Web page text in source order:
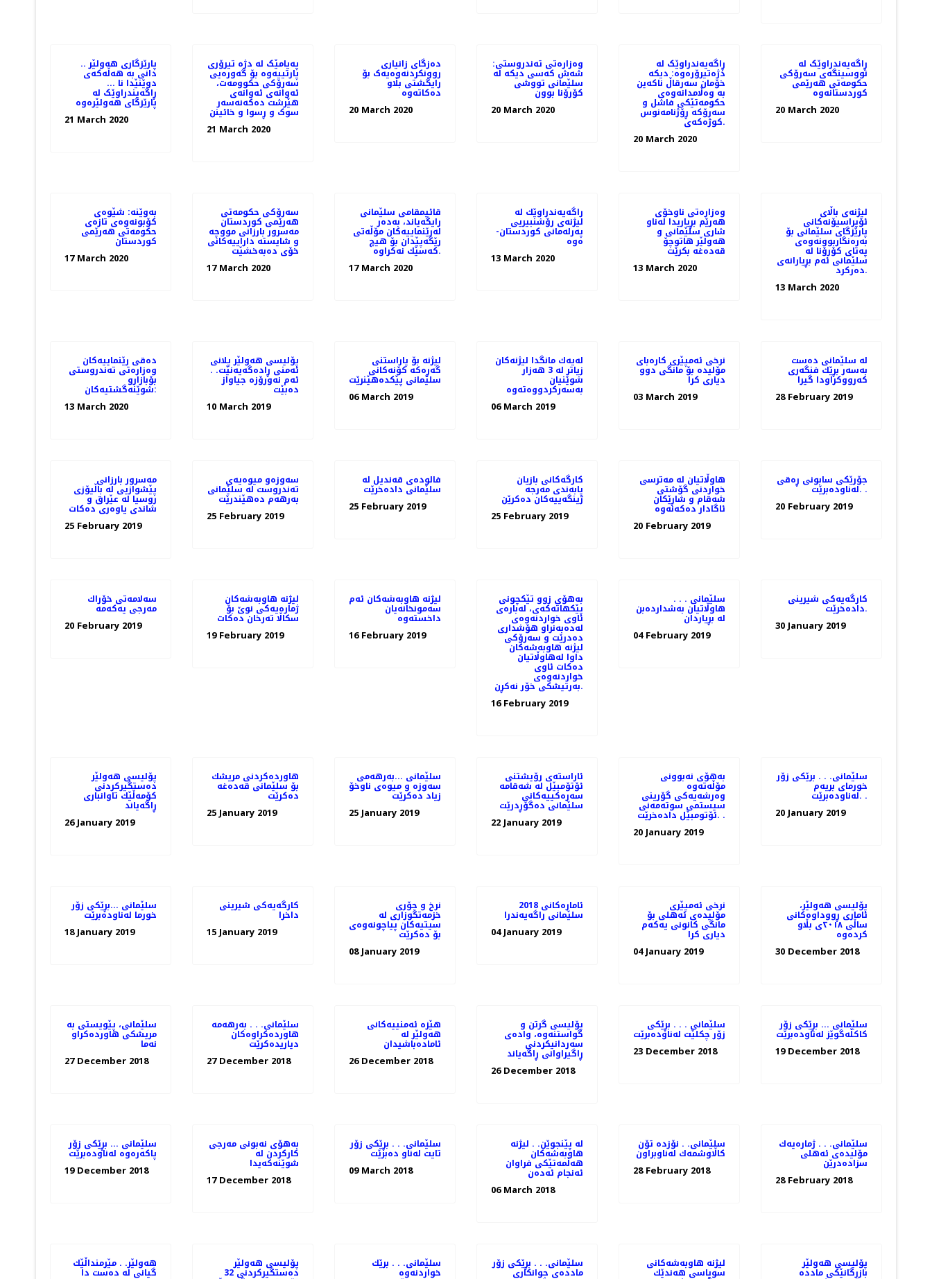
.. پارێزگاری هەولێر
دانی بە هەڵەکەی
دوێنێدا نا ...
ڕاگەیندراوێک لە
پارێزگای هەولێرەوە
21 March 2020
پەیامێک لە دژە تیرۆری
پارتییەوە بۆ گەورەیی
سەرۆکی حکوومەت،
ئەوانەی ئەوانەی
هێرشت دەکەنەسەر
سوک و ڕسوا و خائینن
21 March 2020
دەزگای زانیاری
روونکردنەوەیەک بۆ
رایگشتی بڵاو
دەکاتەوە
20 March 2020
وەزارەتی تەندروستی:
شەش كەسی دیكە لە
سلێمانی تووشی
كۆرۆنا بوون
20 March 2020
ڕاگەیەندراوێک لە
دژەتیرۆرەوە: دیکە
خۆمان سەرقاڵ ناکەین
بە وەڵامدانەوەی
حکومەتێکی فاشل و
سەرۆکە ڕۆژنامەنوس
کوژەکەی.
20 March 2020
ڕاگەیەندراوێک لە
نووسینگەی سەرۆکی
حکومەتی هەرێمی
کوردستانەوە
20 March 2020
بەوێنە: شێوەی
کۆبونەوەی تازەی
حکومەتی هەرێمی
کوردستان
17 March 2020
سەرۆکی حکومەتی
هەرێمی کوردستان
مەسرور بارزانی مووچە
و شایستە داراییەکانی
خۆی دەبەخشێت
17 March 2020
قائیمقامی سلێمانی
رایگه‌یاند، به‌ده‌ر
له‌رێنماییه‌كان مۆڵه‌تی
رێگه‌پێدان بۆ هیچ
كه‌سێك نه‌كراوه‌.
17 March 2020
راگه‌یه‌ندراوێك لە
لیژنەی رۆشنبیریی
پەرلەمانی كوردستان-
ەوە
13 March 2020
وەزارەتی ناوخۆی
هەرێم بڕیاریدا لەناو
شاری سلێمانی و
هەولێر هاتوچۆ
قەدەغە بکرێت
13 March 2020
لیژنەی باڵای
ئۆپراسیۆنەكانی
پارێزگای سلێمانی بۆ
بەرەنگاربوونەوەی
پەتای كۆرۆنا لە
سلێمانی ئەم بڕیارانەی
دەرکرد.
13 March 2020
دەقی رێنماییەكان
وەزارەتی تەندروستی
بۆبازارو
شوێنەگشتیەکان:
13 March 2020
پۆلیسی هەولێر پلانی
ئەمنی ڕادەگەیەنێت. .
ئەم نەورۆزە جیاواز
دەبێت
10 March 2019
لیژنە بۆ پاراستنی
گەڕەكە كۆنەكانی
سلێمانی پێكدەهێنرێت
06 March 2019
له‌یه‌ك مانگدا لیژنه‌كان
زیاتر له‌ 3 هه‌زار
شوێنیان
06 March 2019
نرخی ئه‌مپێری كاره‌بای
مۆلیده‌ بۆ مانگی دوو
دیاری كرا
03 March 2019
له‌ سلێمانی ده‌ست
به‌سه‌ر بڕێك فنگه‌ری
كه‌رووكراودا گیرا
28 February 2019
مه‌سرور بارزانی
پێشوازیی لە باڵیۆزی
روسیا لە عێراق و
شاندی یاوه‌ری ده‌كات
25 February 2019
سه‌وزه‌و میوه‌یه‌ی
ته‌ندروست له‌ سلێمانی
به‌رهه‌م ده‌هێندرێت
25 February 2019
فالوده‌ی قه‌ندیل له‌
سلێمانی داده‌خرێت
25 February 2019
كارگه‌كانی بازیان
پابه‌ندی مه‌رجه‌
ژینگه‌ییه‌كان ده‌كرێن
25 February 2019
هاوڵاتیان له‌ مەترسی
خواردنی گۆشتی
شەقام و شاڕێكان
20 February 2019
جۆرێكی سابونی ڕه‌قی
له‌ناوده‌برێت. .
20 February 2019
سه‌لامه‌تی خۆراك
20 February 2019
لیژنه‌ هاوبه‌شه‌كان
ژماره‌یه‌كی نوێ بۆ
سكاڵا ته‌رخان ده‌كات
19 February 2019
لیژنه‌ هاوبه‌شه‌كان ئه‌م
سه‌مونخانه‌یان
16 February 2019
به‌هۆی زوو تێكچونی
پێكهاته‌كه‌ی، لەبارەی
ئاوی خواردنەوەی
له‌ده‌به‌نراو هۆشداری
دەدرێت و سه‌رۆكی
لیژنه هاوبه‌شه‌كان
داوا له‌هاوڵاتیان
ده‌كات ئاوی
خواردنه‌وه‌ی
به‌رتیشكی خۆر نه‌كڕن.
16 February 2019
سلێمانی . . .
هاوڵاتیان به‌شدارده‌بن
له‌ بڕیاردان
04 February 2019
کارگەیەکی شیرینی
دادەخرێت.
30 January 2019
پۆلیسی هەولێر
دەستگیركردنی
كۆمەڵێك تاوانباری
ڕاگەیاند
26 January 2019
هاوردەكردنی مریشك
بۆ سلێمانی قەدەغە
دەكرێت
25 January 2019
سلێمانی ...بەرهەمی
سەوزە و میوەی ناوخۆ
زیاد دەكرێت
25 January 2019
ئاراسته‌ی رۆیشتنی
ئۆتۆمبێل له‌ شه‌قامه‌
سه‌ره‌كییه‌كانی
سلێمانی ده‌گۆڕدرێت
22 January 2019
به‌هۆی نه‌بوونی
مۆڵه‌ته‌وه‌
وه‌رشه‌یه‌كی گۆرینی
سیستمی سوته‌مه‌نی
ئۆتومبێل داده‌خرێت. .
20 January 2019
سلێمانی. . . برێكی زۆر
خورمای بریه‌م
له‌ناوده‌برێت. .
20 January 2019
سلێمانی ...بڕێكی زۆر
خورما له‌ناوده‌برێت
18 January 2019
كارگه‌یه‌كی شیرینی
داخرا
15 January 2019
نرخ و جۆری
خزمه‌تگوزاری له‌
سیتیه‌كان پیاچونه‌وه‌ی
08 January 2019
ئاماره‌كانی 2018
سلێمانی راگه‌یه‌ندرا
04 January 2019
نرخی ئەمپێری
مۆلیدەی ئەهلی بۆ
مانگی كانونی یەكەم
دیاری كرا
04 January 2019
پۆلیسی هەولێر،
ئاماری ڕووداوەكانی
ساڵی ٢٠١٨ی بڵاو
كردەوە
30 December 2018
سلێمانی، پێویستی به‌
مریشكی هاورده‌كراو
27 December 2018
سلێمانی. . . به‌رهه‌مه‌
هاورده‌كراوه‌كان
دیاریده‌كرێت
27 December 2018
هێزە ئەمنییەكانی
هەولێر لە
ئامادەباشیدان
26 December 2018
پۆلیسی گرتن و
گواستنەوە، وادەی
سەردانیكردنی
ڕاگیراوانی ڕاگەیاند
26 December 2018
سلێمانی . . . بڕێكی
زۆر چكلێت له‌ناوده‌برێت
23 December 2018
سلێمانی ... بڕێكی زۆر
كاكڵه‌گوێز له‌ناوده‌برێت
19 December 2018
سلێمانی ... بڕێكی زۆر
پاكه‌ره‌وه‌ له‌ناوده‌برێت
19 December 2018
به‌هۆی نه‌بونی مه‌رجی
كاركردن له‌
شوێنه‌كه‌یدا
17 December 2018
سلێمانی. . . بڕێكی زۆر
تایت له‌ناو ده‌برێت
09 March 2018
له‌ پێنجوێن. . لیژنه‌
هاوبه‌شه‌كان
هه‌ڵمه‌تێكی فراوان
ئه‌نجام ئه‌ده‌ن
06 March 2018
سلێمانی. . نۆزده‌ تۆن
كاڵاوشمه‌ك له‌ناوبراون
28 February 2018
سلێمانی. . . ژماره‌یه‌ك
مۆلیده‌ی ئه‌هلی
سزاده‌درێن
28 February 2018
هەولێر. . مێرمنداڵێك
گیانی لە دەست دا
پۆلیسی هەولێر
دەستگیركردنی 32
سلێمانی. . . برێك
خواردنه‌وه‌
سلێمانی. . . بڕێكی زۆر
مادده‌ی جوانكاری
لیژنه‌ هاوبه‌شه‌كانی
سوپاسی هه‌ندێك
پۆلیسی هەولێر
بازرگانێكی ماددە